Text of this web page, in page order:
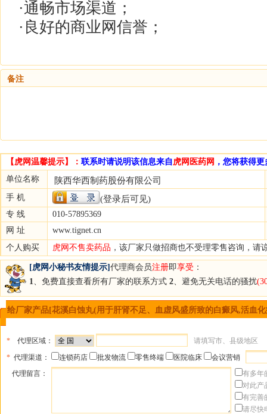
·通畅市场渠道；
·良好的商业网信誉；
备注
【虎网温馨提示】： 联系时请说明该信息来自虎网医药网 ，您将获得
单位名称
陕西华西制药股份有限公司
手 机 (登录后可见)
专 线
010-57895369
网 址
www.tignet.cn
个人购买
虎网不售卖药品 ，该厂家只做招商也不受理零售咨询，请
[虎网小秘书友情提示] 代理商会员注册即享受 ：
1、免费直接查看所有厂家的联系方式 2、避免无关电话的骚扰
给厂家产品[花溪白蚀丸(用于肝肾不足、血虚风盛所致的白癜风,活血
* 代理区域：
请填写市、县级地区
* 代理渠道： 连锁药店 批发物流 零售终端 医院临床
会议营销
代理留言：
有多年
对此产
有完善
请尽快